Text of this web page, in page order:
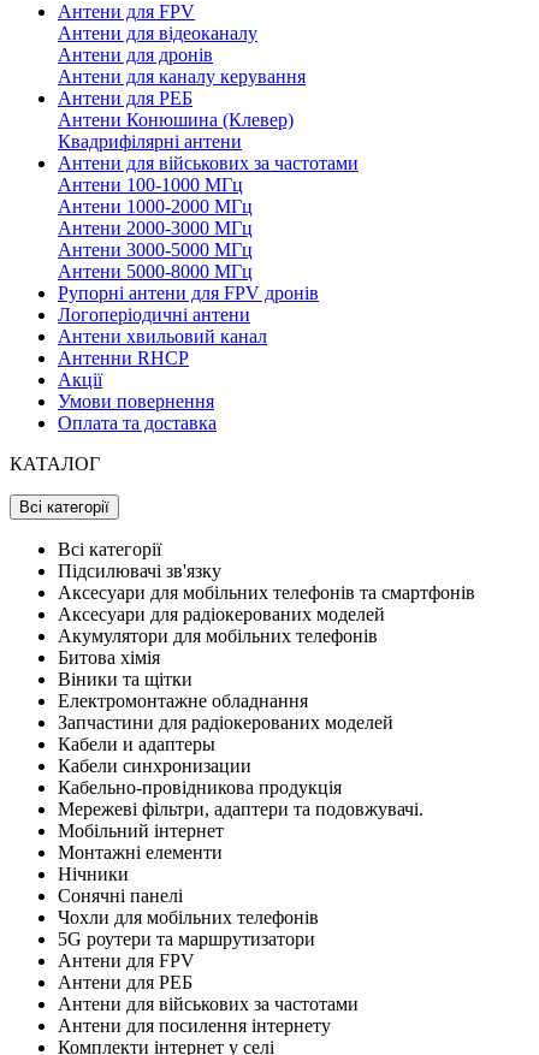
Антени для FPV
Антени для відеоканалу
Антени для дронів
Антени для каналу керування
Антени для РЕБ
Антени Конюшина (Клевер)
Квадрифілярні антени
Антени для військових за частотами
Антени 100-1000 МГц
Антени 1000-2000 МГц
Антени 2000-3000 МГц
Антени 3000-5000 МГц
Антени 5000-8000 МГц
Рупорні антени для FPV дронів
Логоперіодичні антени
Антени хвильовий канал
Антенни RHCP
Акції
Умови повернення
Оплата та доставка
КАТАЛОГ
Всі категорії
Всі категорії
Підсилювачі зв'язку
Аксесуари для мобільних телефонів та смартфонів
Аксесуари для радіокерованих моделей
Акумулятори для мобільних телефонів
Битова хімія
Віники та щітки
Електромонтажне обладнання
Запчастини для радіокерованих моделей
Кабели и адаптеры
Кабели синхронизации
Кабельно-провідникова продукція
Мережеві фільтри, адаптери та подовжувачі.
Мобільний інтернет
Монтажні елементи
Нічники
Сонячні панелі
Чохли для мобільних телефонів
5G роутери та маршрутизатори
Антени для FPV
Антени для РЕБ
Антени для військових за частотами
Антени для посилення інтернету
Комплекти інтернет у селі